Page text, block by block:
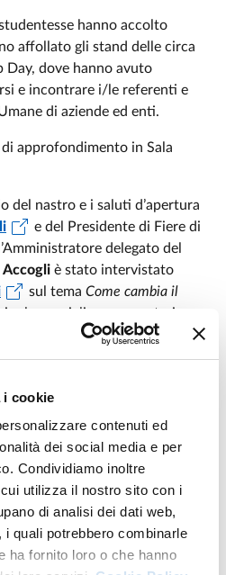
i cookie
contenuti ed
dei social media e per
Condividiamo inoltre
utilizza il nostro sito con i
di analisi dei dati web,
quali potrebbero combinarle
ha fornito loro o che hanno
hanno accolto
affollato gli stand delle circa
Day, dove hanno avuto
e incontrare i/le referenti e
di aziende ed enti.
approfondimento in Sala
del nastro e i saluti d’apertura
e del Presidente di Fiere di
delegato del
Accogli è stato intervistato
sul temaCome cambia il
la consigliera e segretaria
Amici dell’Università di Parma
l’intervento L’importanza di
del lavoro per i
con dati AlmaLaurea a cura
studio e ai Servizi agli
e della Responsabile dell’Unità
e Job Placement dell’Ateneo
articolata in due